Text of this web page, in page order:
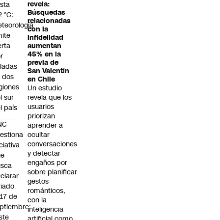
revela:
Búsquedas
relacionadas
con la
infidelidad
aumentan
45% en la
previa de
San Valentín
en Chile
Un estudio
revela que los
usuarios
priorizan
aprender a
ocultar
conversaciones
y detectar
engaños por
sobre planificar
gestos
románticos,
con la
inteligencia
°C:
dos
sur
país
de